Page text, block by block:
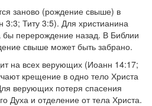
заново (рождение свыше) в
Титу 3:5). Для христианина
бы перерождение назад. В Библии
свыше может быть забрано.
на всех верующих (Иоанн 14:17;
крещение в одно тело Христа
верующих потеря спасения
Духа и отделение от тела Христа.